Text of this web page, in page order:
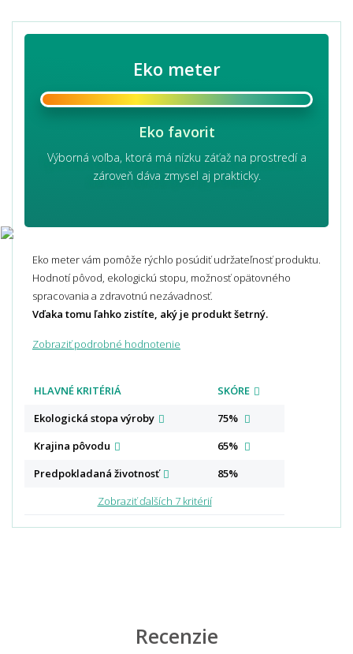
Eko meter
Eko favorit
Výborná voľba, ktorá má nízku záťaž na prostredí a
zároveň dáva zmysel aj prakticky.
Eko meter vám pomôže rýchlo posúdiť udržateľnosť produktu.
Hodnotí pôvod, ekologickú stopu, možnosť opätovného
spracovania a zdravotnú nezávadnosť.
Vďaka tomu ľahko zistíte, aký je produkt šetrný.
Zobraziť podrobné hodnotenie
HLAVNÉ KRITÉRIÁ
SKÓRE
Ekologická stopa výroby
75%
Krajina pôvodu
65%
Predpokladaná životnosť
85%
Zobraziť ďalších 7 kritérií
Recenzie